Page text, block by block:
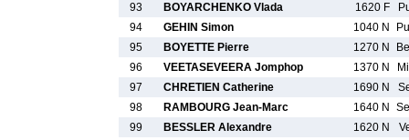
93
BOYARCHENKO Vlada 1620 F
94
GEHIN Simon 1040 N
95
BOYETTE Pierre 1270 N
96
VEETASEVEERA Jomphop 1370 N
97
CHRETIEN Catherine 1690 N
98
RAMBOURG Jean-Marc 1640 N
99
BESSLER Alexandre 1620 N